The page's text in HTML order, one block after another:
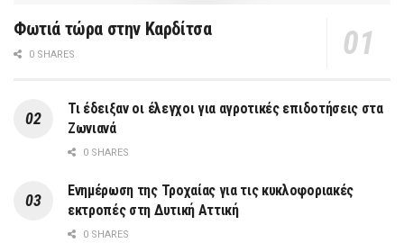
Φωτιά τώρα στην Καρδίτσα
0 SHARES
Τι έδειξαν οι έλεγχοι για αγροτικές επιδοτήσεις στα
Ζωνιανά
0 SHARES
Ενημέρωση της Τροχαίας για τις κυκλοφοριακές
εκτροπές στη Δυτική Αττική
0 SHARES